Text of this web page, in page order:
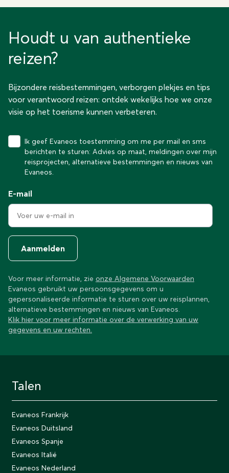
Houdt u van authentieke
reizen?
Bijzondere reisbestemmingen, verborgen plekjes en tips
voor verantwoord reizen: ontdek wekelijks hoe we onze
visie op het toerisme kunnen verbeteren.
Ik geef Evaneos toestemming om me per mail en sms
berichten te sturen: Advies op maat, meldingen over mijn
reisprojecten, alternatieve bestemmingen en nieuws van
Evaneos.
E-mail
Aanmelden
Voor meer informatie, zie onze Algemene Voorwaarden
Evaneos gebruikt uw persoonsgegevens om u
gepersonaliseerde informatie te sturen over uw reisplannen,
alternatieve bestemmingen en nieuws van Evaneos.
Klik hier voor meer informatie over de verwerking van uw
gegevens en uw rechten.
Talen
Evaneos Frankrijk
Evaneos Duitsland
Evaneos Spanje
Evaneos Italië
Evaneos Nederland